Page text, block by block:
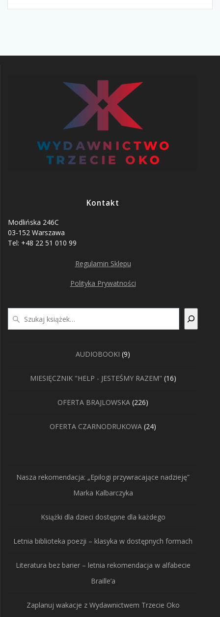
Kontakt
Modlińska 246C
03-152 Warszawa
Tel: +48 22 51 010 99
Regulamin Sklepu
Polityka Prywatności
AUDIOBOOKI 99
MIESIĘCZNIK "HELP - JESTEŚMY RAZEM" 1616
OFERTA BRAJLOWSKA 226226
OFERTA CZARNODRUKOWA 2424
Nasza rekomendacja: „Epilogi przywracające nadzieję”
Marka Kalbarczyka
Książki dla dzieci dostępne dla każdego
Letnia biblioteka poezji – klasyka w dostępnych formach
Literatura bez barier – letnia rekomendacja w alfabecie
Braille’a
Zaplanuj wakacje z Wydawnictwem Trzecie Oko